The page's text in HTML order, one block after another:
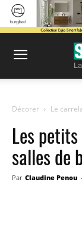
Décorer Le
Les
salles de
Par Claudine Penou -